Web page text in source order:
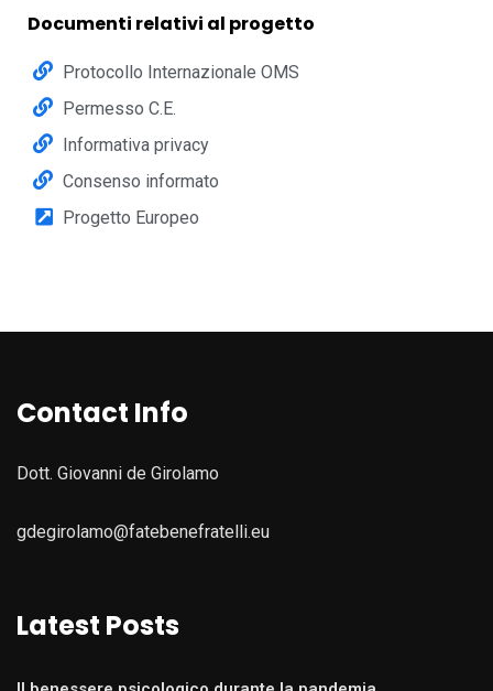
Documenti relativi al progetto
Protocollo Internazionale OMS
Permesso C.E.
Informativa privacy
Consenso informato
Progetto Europeo
Contact Info
Dott. Giovanni de Girolamo
gdegirolamo@fatebenefratelli.eu
Latest Posts